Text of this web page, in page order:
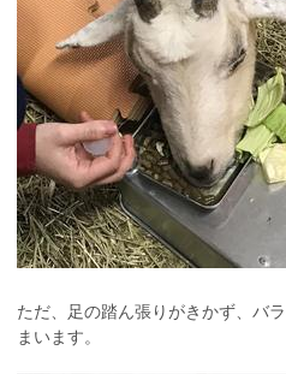
ただ、足の踏ん張りがきかず、バ
まいます。